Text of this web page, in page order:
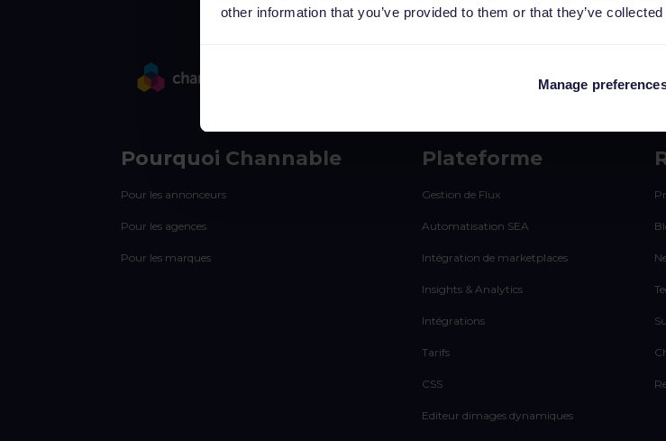
other information that you’ve provided to them or that they’ve
Manage
Pourquoi Channable
Pour les annonceurs
Pour les agences
Pour les marques
Plateforme
Gestion de Flux
Automatisation SEA
Intégration de marketplaces
Insights & Analytics
Intégrations
Tarifs
CSS
Editeur dimages dynamiques